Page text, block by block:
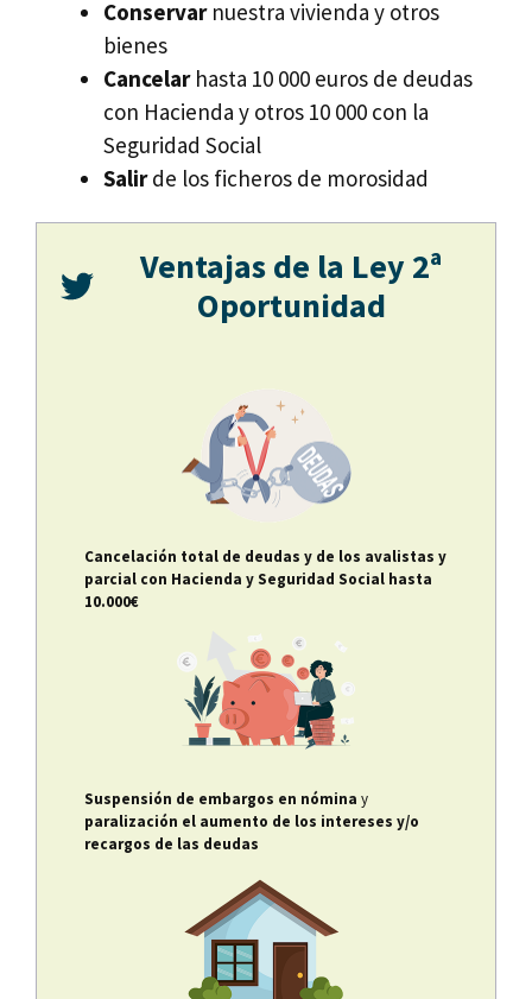
Conservarnuestra vivienda y otros
bienes
Cancelarhasta 10 000 euros de deudas
con Hacienda y otros 10 000 con la
Seguridad Social
Salirde los ficheros de morosidad
Ventajas de la Ley 2ª
Oportunidad
Cancelación total de deudas y de los avalistas y
parcial con Hacienda y Seguridad Social hasta
10.000€
Suspensión de embargos en nómina y
paralización el aumento de los intereses y/o
recargos de las deudas